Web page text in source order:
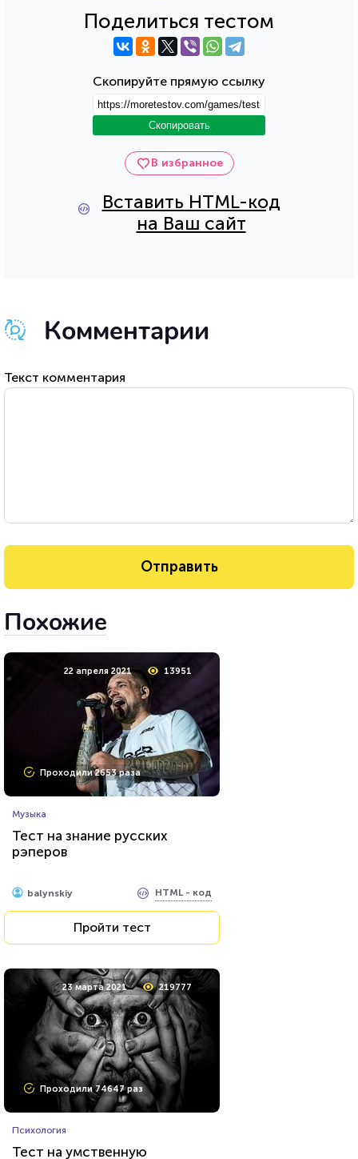
В избранное
Вставить HTML-код
на Ваш сайт
Поделиться тестом
Скопируйте прямую ссылку
Скопировать
Комментарии
Текст комментария
Похожие
22 апреля 2021 13951
Проходили 2653 раза
Музыка
Тест на знание русских
рэперов
balynskiy HTML - код
Пройти тест
23 марта 2021 219777
Проходили 74647 раз
Психология
Тест на умственную